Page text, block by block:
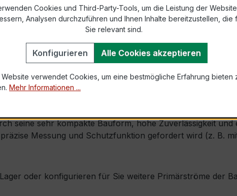
× Ipr (Dauerstrom 1,2 × Primärnennstrom)
× Tiefe 41 mm
inkl. Isolierschutzkappe
seine sehr kompakte Bauform, hohe Zuverlässigkeit
Messung und Schutzfunktion gefordert wird (z. B.
oder konfigurieren für Sie weitere Primärströme der
Cookies und Third-Party-Tools, um die Leistung der
Analysen durchzuführen und Ihnen Inhalte bereitzustellen, die
Sie relevant sind.
Konfigurieren Alle Cookies akzeptieren
Website verwendet Cookies, um eine bestmögliche Erfahrung bieten
Mehr Informationen ...